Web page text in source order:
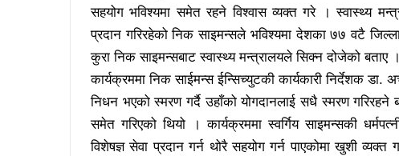
सहयोग भविश्यमा समेत रहने विश्वास व्यक्त गरे । स्वास्थ्य
प्रदान गरिरहेको निक साइमन्सले भविश्यमा देशका ७७ वटै
कुरा निक साइमन्सबाट स्वास्थ्य मन्त्रालयले सिक्न दोजेको बताए ।
कार्यक्रममा निक साईमन्स ईन्सिच्युटकी कार्यकारी निर्देशक
निधन भएको स्मरण गर्दै उहाँको योगदानलाई सधै स्मरण गरिरहने
समेत गरिएको थियो । कार्यक्रममा स्वर्गिय साइमन्सकी
विशेषज्ञ सेवा प्रदान गर्न थोरै सहयोग गर्न पाएकोमा खुशी व्यक्त